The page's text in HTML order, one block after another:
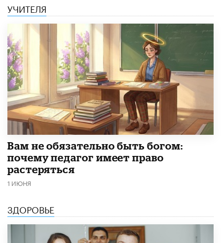
УЧИТЕЛЯ
​Вам не обязательно быть богом:
почему педагог имеет право
растеряться
1 ИЮНЯ
ЗДОРОВЬЕ